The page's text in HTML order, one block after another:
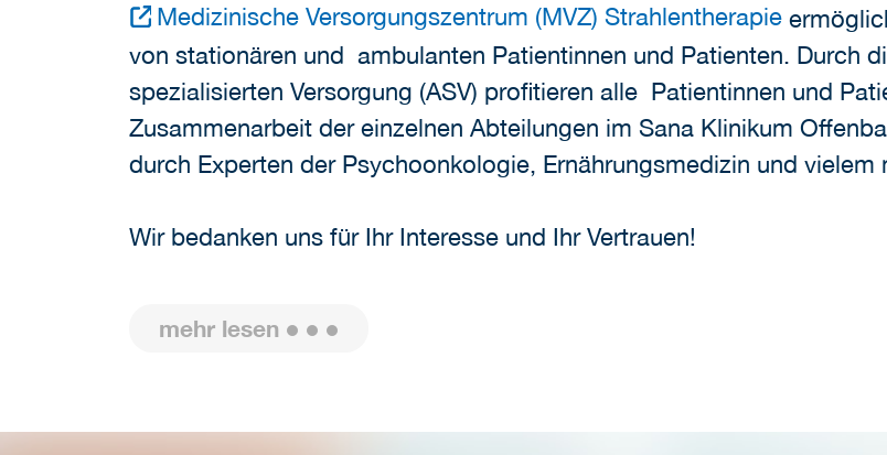
Medizinische Versorgungszentrum (MVZ) Strahlentherapie
von stationären und ambulanten Patientinnen und Patienten. Durch
spezialisierten Versorgung (ASV) profitieren alle Patientinnen und
Zusammenarbeit der einzelnen Abteilungen im Sana Klinikum
durch Experten der Psychoonkologie, Ernährungsmedizin und vielem
Wir bedanken uns für Ihr Interesse und Ihr Vertrauen!
mehr lesen